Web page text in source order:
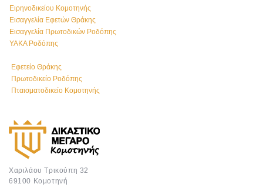
Ειρηνοδικείου Κομοτηνής
Εισαγγελία Εφετών Θράκης
Εισαγγελία Πρωτοδικών Ροδόπης
ΥΑΚΑ Ροδόπης
Εφετείο Θράκης
Πρωτοδικείο Ροδόπης
Πταισματοδικείο Κομοτηνής
Χαριλάου Τρικούπη 32
69100 Κομοτηνή